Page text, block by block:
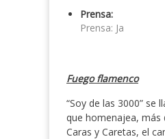
Prensa:
Prensa: Ja
Fuego flamenco
“Soy de las 3000” se
que homenajea, más
Caras y Caretas, el